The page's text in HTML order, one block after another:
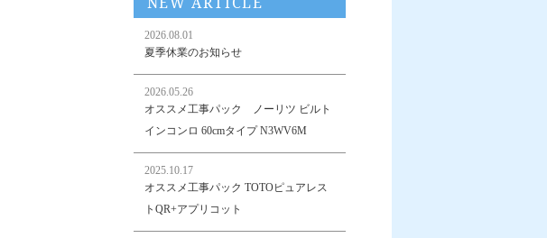
2026.08.01
夏季休業のお知らせ
2026.05.26
オススメ工事パック ノーリツ ビルト
インコンロ 60cmタイプ N3WV6M
2025.10.17
オススメ工事パック TOTOピュアレス
トQR+アプリコット